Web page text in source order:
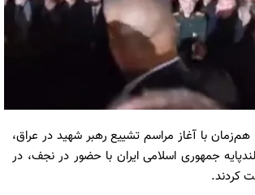
هم‌زمان با آغاز مراسم تشییع رهبر شهید در عراق،
جمهوری اسلامی ایران با حضور در نجف، در
کردند.